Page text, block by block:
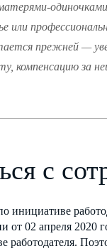
или
прежней —
за
с
инициативе
02 апреля 2020
работодателя.